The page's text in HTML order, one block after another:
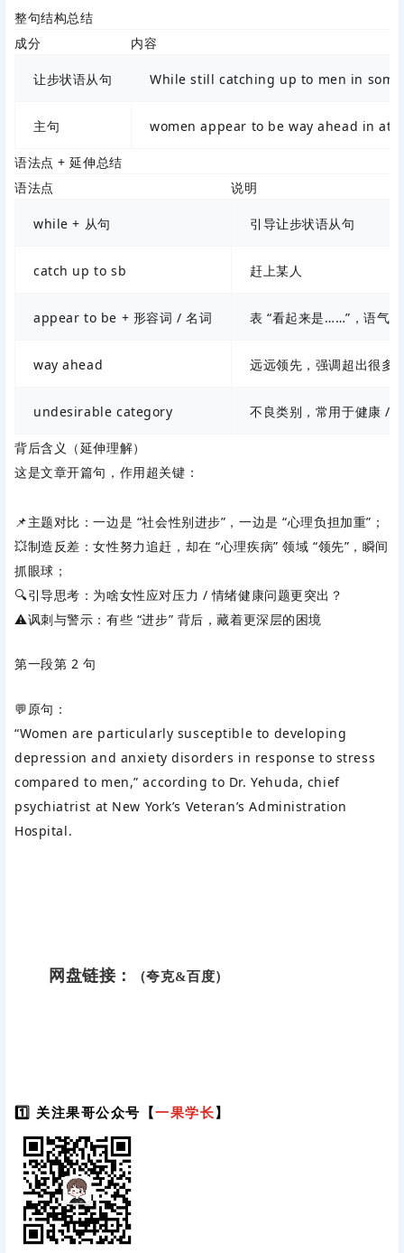
整句结构总结
成分
内容
让步状语从句 While still catching up to men in
主句 women appear to be way ahead in at
语法点 + 延伸总结
语法点
说明
while + 从句 引导让步状语从句
catch up to sb 赶上某人
appear to be + 形容词 / 名词 表 “看起来是……”，语气
way ahead 远远领先，强调超出很多
undesirable category 不良类别，常用于健康 /
背后含义（延伸理解）
这是文章开篇句，作用超关键：
📌主题对比 ：一边是 “社会性别进步”，一边是 “心理负担加重”；
💥制造反差 ：女性努力追赶，却在 “心理疾病” 领域 “领先”，瞬间
抓眼球；
🔍引导思考 ：为啥女性应对压力 / 情绪健康问题更突出？
⚠️讽刺与警示 ：有些 “进步” 背后，藏着更深层的困境
第一段第 2 句
💬原句：
“Women are particularly susceptible to developing
depression and anxiety disorders in response to stress
compared to men,” according to Dr. Yehuda, chief
psychiatrist at New York’s Veteran’s Administration
Hospital.
网盘链接： （夸克&百度）
1️⃣ 关注果哥公众号【一果学长】